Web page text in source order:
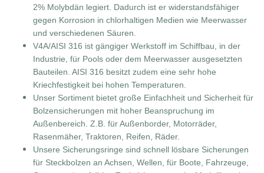
2% Molybdän legiert. Dadurch ist er widerstandsfähiger
gegen Korrosion in chlorhaltigen Medien wie Meerwasser
und verschiedenen Säuren.
V4A/AISI 316 ist gängiger Werkstoff im Schiffbau, in der
Industrie, für Pools oder dem Meerwasser ausgesetzten
Bauteilen. AISI 316 besitzt zudem eine sehr hohe
Kriechfestigkeit bei hohen Temperaturen.
Unser Sortiment bietet große Einfachheit und Sicherheit für
Bolzensicherungen mit hoher Beanspruchung im
Außenbereich. Z.B. für Außenborder, Motorräder,
Rasenmäher, Traktoren, Reifen, Räder.
Unsere Sicherungsringe sind schnell lösbare Sicherungen
für Steckbolzen an Achsen, Wellen, für Boote, Fahrzeuge,